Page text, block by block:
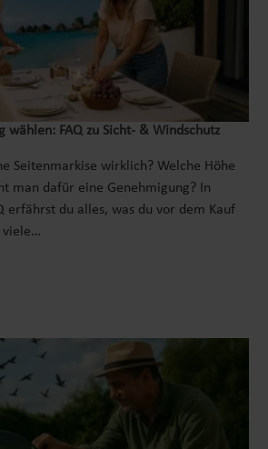
sie den Klappbock ganz
wo sie in benötigen. Die 7,3
Bock erleichtern ihnen den
Erleichtern sie sich die
sie die Arbeitsböcke direkt dort
benötigt werden. Kein
Bearbeitung am Ort des
UND PRAKTISCH Gefertigt
aus hochwertigem Stahl. Die
schützt den
vor äußeren Einflüssen
von 150 Kilogramm pro
ist für nahezu jede anfallende
Arbeitsböcke werden ja meist
Dann erhöht sich die
auf 275 Kilogramm. Sie
wählen: FAQ zu Sicht- & Windschutz
Seitenmarkise wirklich? Welche Höhe
man dafür eine Genehmigung? In
erfährst du alles, was du vor dem Kauf
viele…